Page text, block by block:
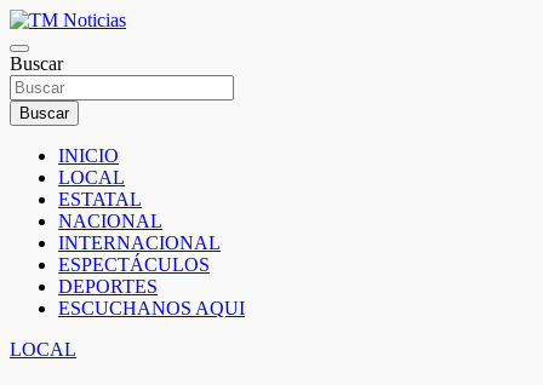
Saltar
al
contenido
TM Noticias
TM Noticias
Buscar
Buscar
INICIO
LOCAL
ESTATAL
NACIONAL
INTERNACIONAL
ESPECTÁCULOS
DEPORTES
ESCUCHANOS AQUI
LOCAL